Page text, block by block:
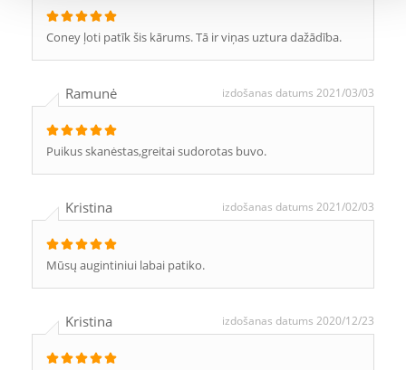
Coney ļoti patīk šis kārums. Tā ir viņas uztura dažādība.
Ramunė izdošanas datums 2021/03/03
Puikus skanėstas,greitai sudorotas buvo.
Kristina izdošanas datums 2021/02/03
Mūsų augintiniui labai patiko.
Kristina izdošanas datums 2020/12/23